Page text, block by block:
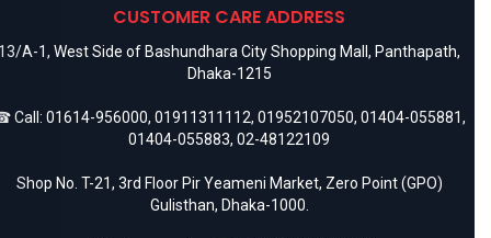
CUSTOMER CARE ADDRESS
A-1, West Side of Bashundhara City Shopping Mall, Panthapath,
Dhaka-1215
Call: 01614-956000, 01911311112, 01952107050, 01404-055881,
01404-055883, 02-48122109
Shop No. T-21, 3rd Floor Pir Yeameni Market, Zero Point (GPO)
Gulisthan, Dhaka-1000.